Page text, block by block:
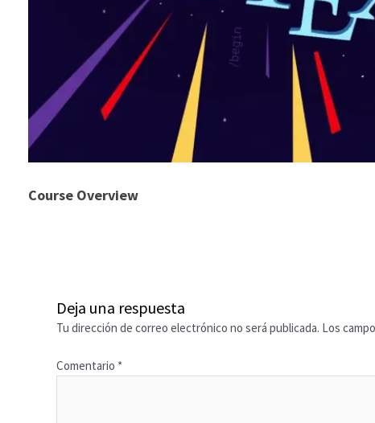
Course Overview
Deja una respuesta
Tu dirección de correo electrónico no será publicada. Los
Comentario *